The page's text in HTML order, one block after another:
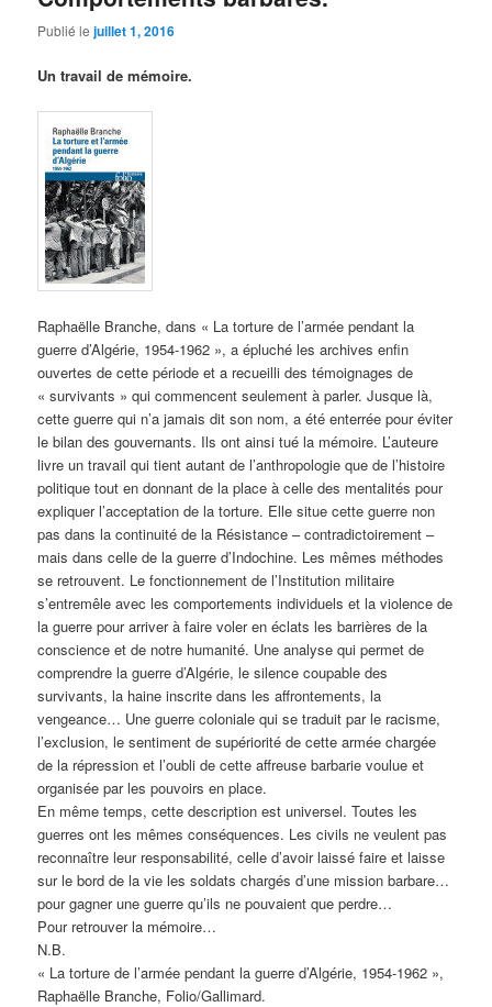
Publié lejuillet 1, 2016
Un travail de mémoire.
Raphaëlle Branche, dans « La torture de l’armée pendant la
guerre d’Algérie, 1954-1962 », a épluché les archives enfin
ouvertes de cette période et a recueilli des témoignages de
« survivants » qui commencent seulement à parler. Jusque là,
cette guerre qui n’a jamais dit son nom, a été enterrée pour éviter
le bilan des gouvernants. Ils ont ainsi tué la mémoire. L’auteure
livre un travail qui tient autant de l’anthropologie que de l’histoire
politique tout en donnant de la place à celle des mentalités pour
expliquer l’acceptation de la torture. Elle situe cette guerre non
pas dans la continuité de la Résistance – contradictoirement –
mais dans celle de la guerre d’Indochine. Les mêmes méthodes
se retrouvent. Le fonctionnement de l’Institution militaire
s’entremêle avec les comportements individuels et la violence de
la guerre pour arriver à faire voler en éclats les barrières de la
conscience et de notre humanité. Une analyse qui permet de
comprendre la guerre d’Algérie, le silence coupable des
survivants, la haine inscrite dans les affrontements, la
vengeance… Une guerre coloniale qui se traduit par le racisme,
l’exclusion, le sentiment de supériorité de cette armée chargée
de la répression et l’oubli de cette affreuse barbarie voulue et
organisée par les pouvoirs en place.
En même temps, cette description est universel. Toutes les
guerres ont les mêmes conséquences. Les civils ne veulent pas
reconnaître leur responsabilité, celle d’avoir laissé faire et laisse
sur le bord de la vie les soldats chargés d’une mission barbare…
pour gagner une guerre qu’ils ne pouvaient que perdre…
Pour retrouver la mémoire…
N.B.
« La torture de l’armée pendant la guerre d’Algérie, 1954-1962 »,
Raphaëlle Branche, Folio/Gallimard.